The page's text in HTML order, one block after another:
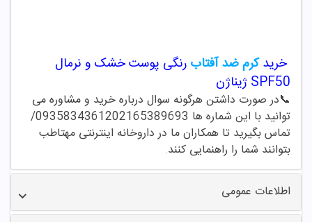
خریدکرم ضد آفتاب رنگی پوست خشک و نرمال
SPF50 ژیناژن
📞در صورت داشتن هرگونه سوال درباره خرید و مشاوره می
توانید با این شماره ها 02165389693
/09358343612
تماس بگیرید تا همکاران ما در داروخانه اینترنتی مهتاطب
بتوانند شما را راهنمایی کنند.
اطلاعات عمومی